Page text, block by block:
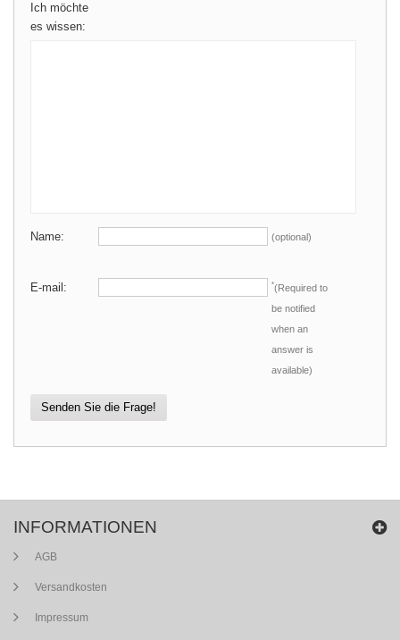
Ich möchte
es wissen:
Name: (optional)
E-mail: *(Required to
be notified
when an
answer is
available)
Senden Sie die Frage!
INFORMATIONEN
AGB
Versandkosten
Impressum